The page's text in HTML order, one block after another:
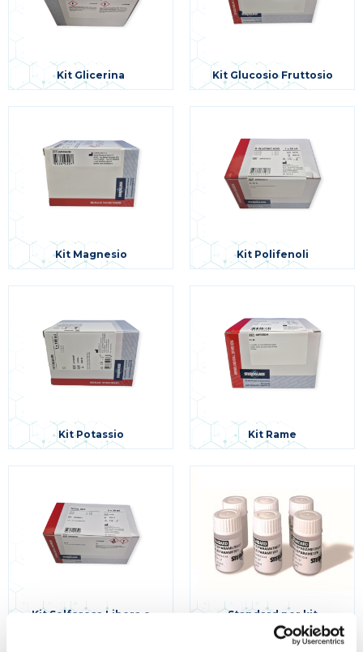
Kit Glicerina Kit Glucosio Fruttosio
Kit Magnesio Kit Polifenoli
Kit Potassio Kit Rame
Kit Solforosa Libera e
Standard per kit
enzimatici e colorimetrici